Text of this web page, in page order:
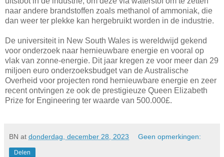
naar andere brandstoffen zoals methanol of ammoniak, die
dan weer ter plekke kan hergebruikt worden in de industrie.
De universiteit in New South Wales is wereldwijd gekend
voor onderzoek naar hernieuwbare energie en vooral op
vlak van zonne-energie. Dit jaar kregen ze voor meer dan 29
miljoen euro onderzoeksbudget van de Australische
Overheid voor projecten rond hernieuwbare energie en zeer
recent ontvingen ze ook de prestigieuze Queen Elizabeth
Prize for Engineering ter waarde van 500.000£.
BN at donderdag, december 28, 2023 Geen opmerkingen:
Delen